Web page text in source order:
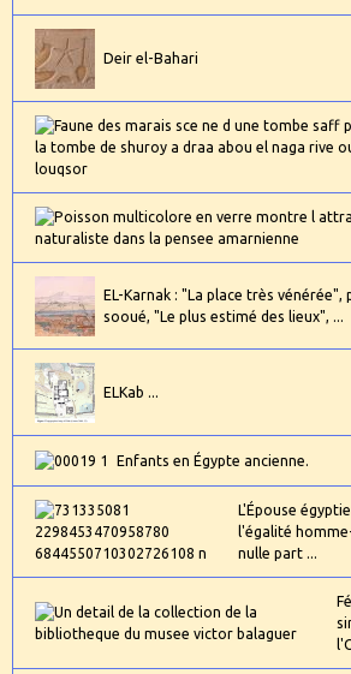
Deir el-Bahari
EL-Karnak : "La place très
sooué, "Le plus estimé des lieux", ...
ELKab ...
Enfants en Égypte ancienne.
L'Épouse
l'égalité
nulle part ...